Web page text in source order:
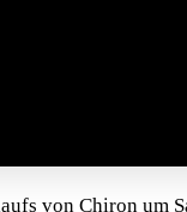
von Chiron um